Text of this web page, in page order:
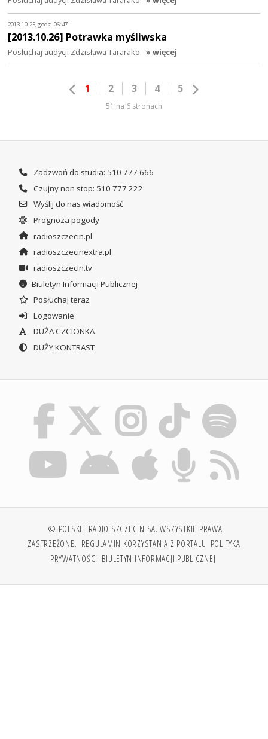
2013-10-25, godz. 06:47
[2013.10.26] Potrawka myśliwska
Posłuchaj audycji Zdzisława Tararako. » więcej
1 2 3 4 5
51 na 6 stronach
Zadzwoń do studia: 510 777 666
Czujny non stop: 510 777 222
Wyślij do nas wiadomość
Prognoza pogody
radioszczecin.pl
radioszczecinextra.pl
radioszczecin.tv
Biuletyn Informacji Publicznej
Posłuchaj teraz
Logowanie
DUŻA CZCIONKA
DUŻY KONTRAST
© POLSKIE RADIO SZCZECIN SA. WSZYSTKIE PRAWA
ZASTRZEŻONE. REGULAMIN KORZYSTANIA Z PORTALU POLITYKA
PRYWATNOŚCI BIULETYN INFORMACJI PUBLICZNEJ